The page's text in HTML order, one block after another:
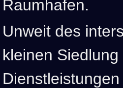
Raumhafen.
Unweit des
kleinen